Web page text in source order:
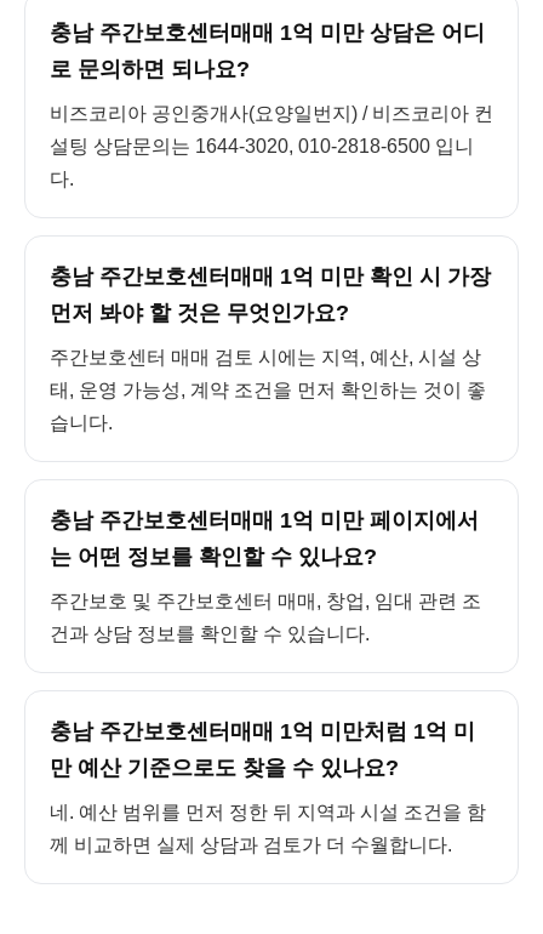
충남 주간보호센터매매 1억 미만 상담은 어디
로 문의하면 되나요?
비즈코리아 공인중개사(요양일번지) / 비즈코리아 컨
설팅 상담문의는 1644-3020, 010-2818-6500 입니
다.
충남 주간보호센터매매 1억 미만 확인 시 가장
먼저 봐야 할 것은 무엇인가요?
주간보호센터 매매 검토 시에는 지역, 예산, 시설 상
태, 운영 가능성, 계약 조건을 먼저 확인하는 것이 좋
습니다.
충남 주간보호센터매매 1억 미만 페이지에서
는 어떤 정보를 확인할 수 있나요?
주간보호 및 주간보호센터 매매, 창업, 임대 관련 조
건과 상담 정보를 확인할 수 있습니다.
충남 주간보호센터매매 1억 미만처럼 1억 미
만 예산 기준으로도 찾을 수 있나요?
네. 예산 범위를 먼저 정한 뒤 지역과 시설 조건을 함
께 비교하면 실제 상담과 검토가 더 수월합니다.